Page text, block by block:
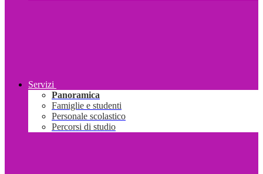
Servizi
Panoramica
Famiglie e studenti
Personale scolastico
Percorsi di studio